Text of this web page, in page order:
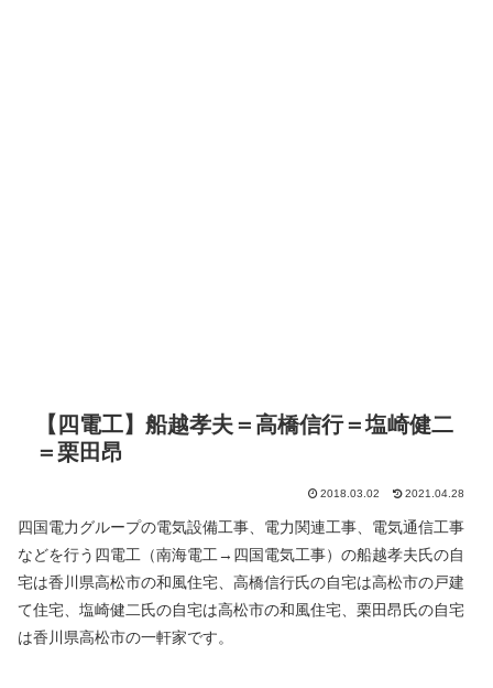
【四電工】船越孝夫＝高橋信行＝塩崎健二
＝栗田昂
2018.03.02 2021.04.28
四国電力グループの電気設備工事、電力関連工事、電気通信工事
などを行う四電工（南海電工→四国電気工事）の船越孝夫氏の自
宅は香川県高松市の和風住宅、高橋信行氏の自宅は高松市の戸建
て住宅、塩崎健二氏の自宅は高松市の和風住宅、栗田昂氏の自宅
は香川県高松市の一軒家です。